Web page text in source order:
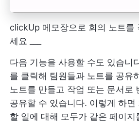
clickUp 메모장으로 회의 노트를
세요 ___
다음 기능을 사용할 수도 있습니
를 클릭해 팀원들과 노트를 공유
노트를 만들고 작업 또는 문서로
공유할 수 있습니다. 이렇게 하
할 일에 대해 모두가 같은 페이지